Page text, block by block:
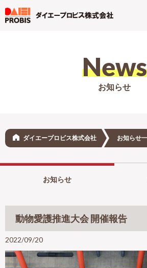
News
お知らせ
ダイエープロビス株式会社 お知らせ
お知らせ
動物愛護推進大会 開催報告
2022/09/20